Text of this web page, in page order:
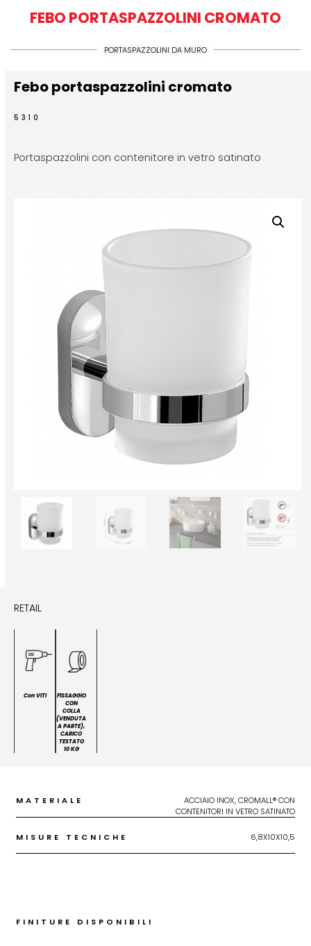
FEBO PORTASPAZZOLINI CROMATO
PORTASPAZZOLINI DA MURO
Febo portaspazzolini cromato
5310
Portaspazzolini con contenitore in vetro satinato
RETAIL
Con VITI
FISSAGGIO
CON
COLLA
(VENDUTA
A PARTE),
CARICO
TESTATO
10 KG
MATERIALE
ACCIAIO INOX, CROMALL® CON
CONTENITORI IN VETRO SATINATO
MISURE TECNICHE 6,8X10X10,5
FINITURE DISPONIBILI